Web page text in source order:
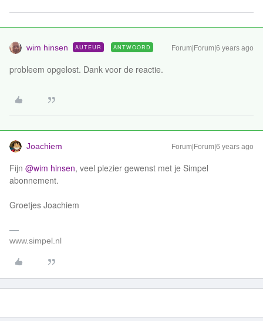
wim hinsen AUTEUR ANTWOORD Forum|Forum|6 years ago
probleem opgelost. Dank voor de reactie.
Joachiem Forum|Forum|6 years ago
Fijn @wim hinsen, veel plezier gewenst met je Simpel
abonnement.
Groetjes Joachiem
www.simpel.nl